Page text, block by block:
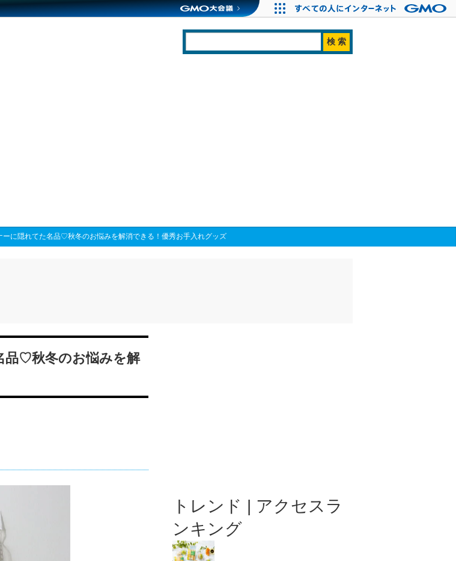
ーに隠れてた名品♡秋冬のお悩みを解消できる！優秀お手入れグッズ
品♡秋冬のお悩みを解
トレンド | アクセスラ
ンキング